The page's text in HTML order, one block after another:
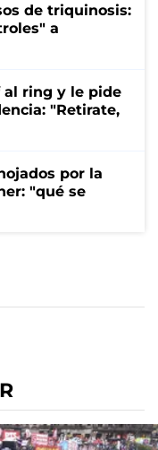
de triquinosis:
a
al ring y le pide
"Retirate,
por la
"qué se